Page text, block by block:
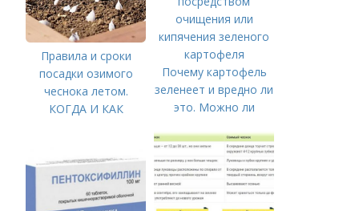
Правила и сроки
посадки озимого
чеснока летом.
КОГДА И КАК
ЧЕСНОК
Почему картофель
зеленеет и вредно ли
это. Можно ли
посредством
очищения или
кипячения зеленого
картофеля